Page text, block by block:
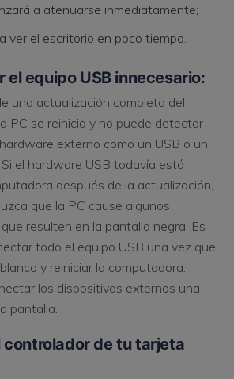
a atenuarse inmediatamente;
ver el escritorio en poco tiempo.
el equipo USB innecesario:
una actualización completa del
PC se reinicia y no puede detectar
externo como un USB o un
el hardware USB todavía está
después de la actualización,
que la PC cause algunos
resulten en la pantalla negra. Es
todo el equipo USB una vez que
y reiniciar la computadora.
los dispositivos externos una
pantalla.
controlador de tu tarjeta